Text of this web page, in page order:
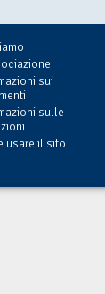
sui
sulle
usare il sito